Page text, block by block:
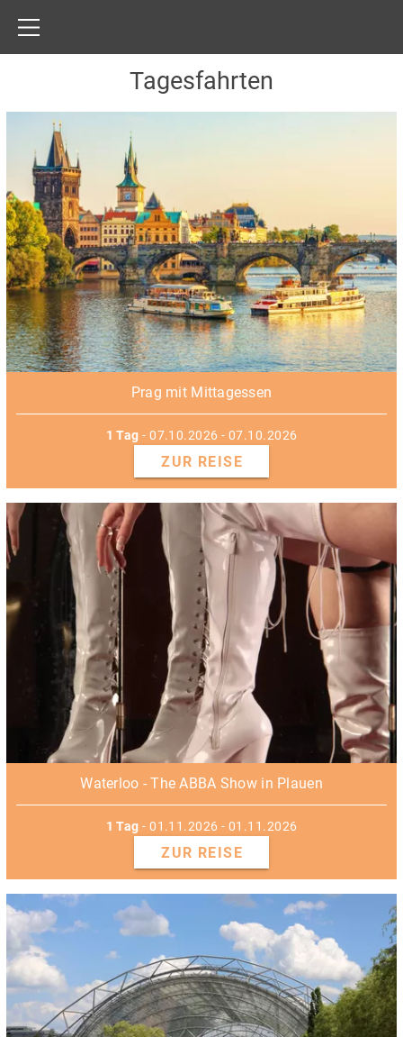
Tagesfahrten
Prag mit Mittagessen
1 Tag - 07.10.2026 - 07.10.2026
ZUR REISE
Waterloo - The ABBA Show in Plauen
1 Tag - 01.11.2026 - 01.11.2026
ZUR REISE